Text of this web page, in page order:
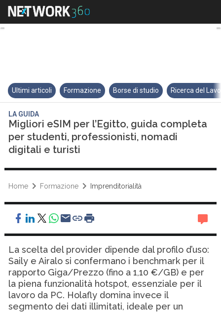
Migliori eSIM per l’Egitto,
Ultimi articoli Formazione Borse di studio Ricerca del
LA GUIDA
Migliori eSIM per l’Egitto, guida completa
per studenti, professionisti, nomadi
digitali e turisti
Home Formazione Imprenditorialità
La scelta del provider dipende dal profilo d’uso:
Saily e Airalo si confermano i benchmark per il
rapporto Giga/Prezzo (fino a 1,10 €/GB) e per
la piena funzionalità hotspot, essenziale per il
lavoro da PC. Holafly domina invece il
segmento dei dati illimitati, ideale per un